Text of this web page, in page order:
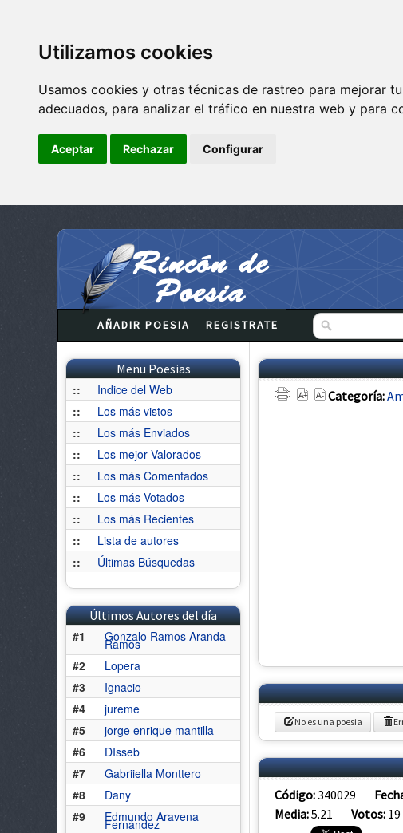
Utilizamos cookies
Usamos cookies y otras técnicas de rastreo para mejorar
adecuados, para analizar el tráfico en nuestra web y para
Aceptar Rechazar Configurar
AÑADIR POESIA REGISTRATE
Menu Poesias
::
Indice del Web
::
Los más vistos
::
Los más Enviados
::
Los mejor Valorados
::
Los más Comentados
::
Los más Votados
::
Los más Recientes
::
Lista de autores
::
Últimas Búsquedas
Últimos Autores del día
#1
Gonzalo Ramos Aranda
Ramos
#2
Lopera
#3
Ignacio
#4
jureme
#5
jorge enrique mantilla
#6
DIsseb
#7
Gabriiella Monttero
#8
Dany
#9
Edmundo Aravena
Fernández
Categoría:
No es una poesia
Código:340029
Media:5.21 Votos: 19